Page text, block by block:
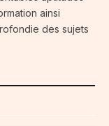
ainsi
des sujets